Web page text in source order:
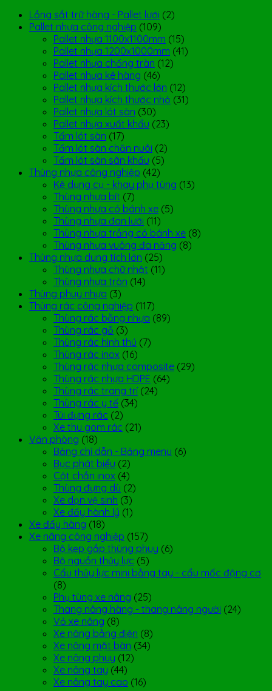
Lồng sắt trữ hàng - Pallet lưới (2)
Pallet nhựa công nghiệp (109)
Pallet nhựa 1100x1100mm (15)
Pallet nhựa 1200x1000mm (41)
Pallet nhựa chống tràn (12)
Pallet nhựa kê hàng (46)
Pallet nhựa kích thước lớn (12)
Pallet nhựa kích thước nhỏ (31)
Pallet nhựa lót sàn (30)
Pallet nhựa xuất khẩu (23)
Tấm lót sàn (17)
Tấm lót sàn chăn nuôi (2)
Tấm lót sàn sân khấu (5)
Thùng nhựa công nghiệp (42)
Kệ dụng cụ - khay phụ tùng (13)
Thùng nhựa bít (7)
Thùng nhựa có bánh xe (5)
Thùng nhựa đan lưới (11)
Thùng nhựa trắng có bánh xe (8)
Thùng nhựa vuông đa năng (8)
Thùng nhựa dung tích lớn (25)
Thùng nhựa chữ nhật (11)
Thùng nhựa tròn (14)
Thùng phuy nhựa (3)
Thùng rác công nghiệp (117)
Thùng rác bằng nhựa (89)
Thùng rác gỗ (3)
Thùng rác hình thú (7)
Thùng rác inox (16)
Thùng rác nhựa composite (29)
Thùng rác nhựa HDPE (64)
Thùng rác trang trí (24)
Thùng rác y tế (34)
Túi đựng rác (2)
Xe thu gom rác (21)
Văn phòng (18)
Bảng chỉ dẫn - Bảng menu (6)
Bục phát biểu (2)
Cột chắn inox (4)
Thùng đựng dù (2)
Xe dọn vệ sinh (3)
Xe đẩy hành lý (1)
Xe đẩy hàng (18)
Xe nâng công nghiệp (157)
Bộ kẹp gắp thùng phuy (6)
Bộ nguồn thủy lực (5)
Cẩu thủy lực mini bằng tay - cẩu mốc động cơ
(8)
Phụ tùng xe nâng (25)
Thang nâng hàng - thang nâng người (24)
Vỏ xe nâng (8)
Xe nâng bằng điện (8)
Xe nâng mặt bàn (34)
Xe nâng phuy (12)
Xe nâng tay (44)
Xe nâng tay cao (16)